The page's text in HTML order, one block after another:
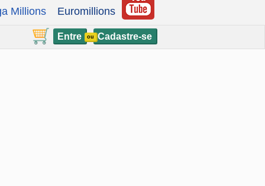
Millions
Euromillions
Entre ou Cadastre-se